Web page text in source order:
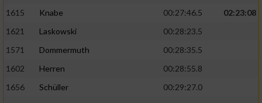
1615
Knabe 00:27:46.5
02:23:08
1621
Laskowski
00:28:23.5
1571
Dommermuth
00:28:35.5
1602
Herren
00:28:55.8
1656
Schüller
00:29:27.0